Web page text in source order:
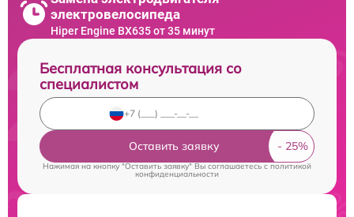
электровелосипеда
Hiper Engine BX635 от 35 минут
Бесплатная консультация со
специалистом
Оставить заявку
Нажимая на кнопку "Оставить заявку" Вы соглашаетесь cполитикой
конфиденциальности